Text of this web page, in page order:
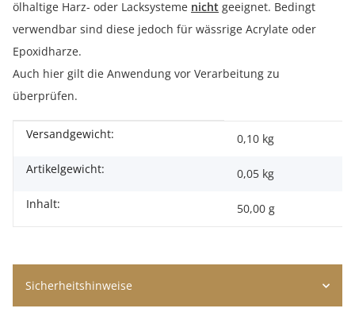
ölhaltige Harz- oder Lacksysteme nicht geeignet. Bedingt
verwendbar sind diese jedoch für wässrige Acrylate oder
Epoxidharze.
Auch hier gilt die Anwendung vor Verarbeitung zu
überprüfen.
Produkteigenschaft
Wert
Versandgewicht:
0,10 kg
Artikelgewicht:
0,05 kg
Inhalt:
50,00 g
Sicherheitshinweise